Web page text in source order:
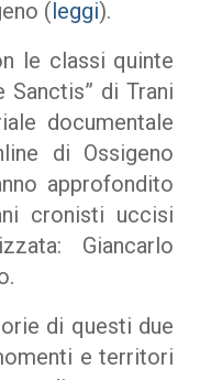
(leggi).
le classi quinte
Sanctis” di Trani
documentale
di Ossigeno
approfondito
cronisti uccisi
Giancarlo
di questi due
e territori